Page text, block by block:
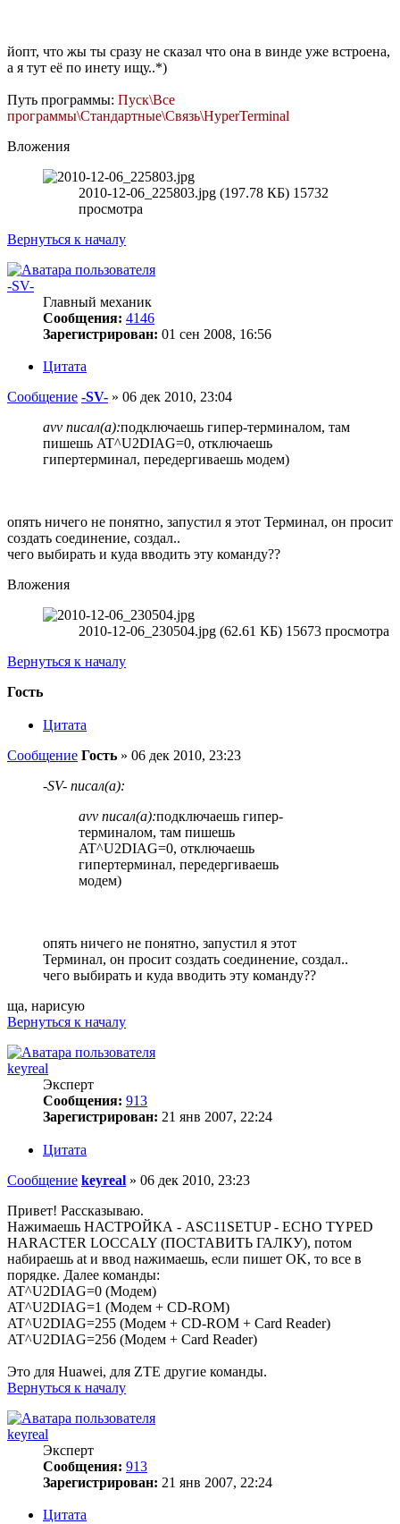
йопт, что жы ты сразу не сказал что она в винде уже встроена,
а я тут её по инету ищу..*)
Путь программы: Пуск\Все
программы\Стандартные\Связь\HyperTerminal
Вложения
2010-12-06_225803.jpg (197.78 КБ) 15732
просмотра
Вернуться к началу
-SV-
Главный механик
Сообщения: 4146
Зарегистрирован: 01 сен 2008, 16:56
Цитата
Сообщение -SV- » 06 дек 2010, 23:04
avv писал(а):подключаешь гипер-терминалом, там
пишешь AT^U2DIAG=0, отключаешь
гипертерминал, передергиваешь модем)
опять ничего не понятно, запустил я этот Терминал, он просит
создать соединение, создал..
чего выбирать и куда вводить эту команду??
Вложения
2010-12-06_230504.jpg (62.61 КБ) 15673 просмотра
Вернуться к началу
Гость
Цитата
Сообщение Гость » 06 дек 2010, 23:23
-SV- писал(а):
avv писал(а):подключаешь гипер-
терминалом, там пишешь
AT^U2DIAG=0, отключаешь
гипертерминал, передергиваешь
модем)
опять ничего не понятно, запустил я этот
Терминал, он просит создать соединение, создал..
чего выбирать и куда вводить эту команду??
ща, нарисую
Вернуться к началу
keyreal
Эксперт
Сообщения: 913
Зарегистрирован: 21 янв 2007, 22:24
Цитата
Сообщение keyreal » 06 дек 2010, 23:23
Привет! Рассказываю.
Нажимаешь НАСТРОЙКА - ASC11SETUP - ECHO TYPED
HARACTER LOCCALY (ПОСТАВИТЬ ГАЛКУ), потом
набираешь at и ввод нажимаешь, если пишет OK, то все в
порядке. Далее команды:
AT^U2DIAG=0 (Модем)
AT^U2DIAG=1 (Модем + CD-ROM)
AT^U2DIAG=255 (Модем + CD-ROM + Card Reader)
AT^U2DIAG=256 (Модем + Card Reader)
Это для Huawei, для ZTE другие команды.
Вернуться к началу
keyreal
Эксперт
Сообщения: 913
Зарегистрирован: 21 янв 2007, 22:24
Цитата